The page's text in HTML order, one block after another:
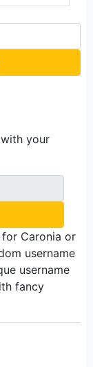
your
for Caronia or
username
username
fancy